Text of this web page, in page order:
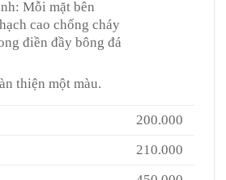
Mỗi mặt bên
cao chống cháy
điền đầy bông đá
thiện một màu.
200.000
210.000